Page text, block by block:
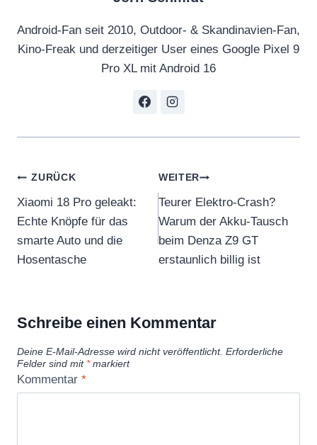
Android-Fan seit 2010, Outdoor- & Skandinavien-Fan,
Kino-Freak und derzeitiger User eines Google Pixel 9
Pro XL mit Android 16
Beitragsnavigation
ZURÜCK
Xiaomi 18 Pro geleakt:
Echte Knöpfe für das
smarte Auto und die
Hosentasche
WEITER
Teurer Elektro-Crash?
Warum der Akku-Tausch
beim Denza Z9 GT
erstaunlich billig ist
Schreibe einen Kommentar
Deine E-Mail-Adresse wird nicht veröffentlicht. Erforderliche
Felder sind mit *markiert
Kommentar *